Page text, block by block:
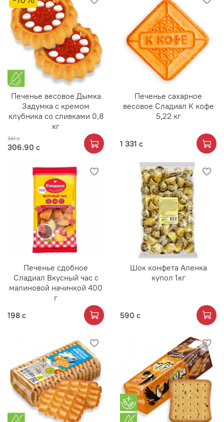
Печенье весовое Дымка
Задумка с кремом
клубника со сливками 0,8
кг
341 с
306.90 с
Печенье сахарное
весовое Сладиал К кофе
5,22 кг
1 331 с
Печенье сдобное
Сладиал Вкусный час с
малиновой начинкой 400
г
198 с
Шок конфета Аленка
купол 1кг
590 с